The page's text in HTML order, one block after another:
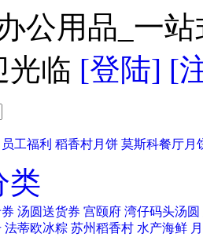
公用品_一
光临 [登陆] [
员工福利 稻香村月饼 莫斯科餐厅月
类
汤圆送货券 宫颐府 湾仔码头汤圆
法蒂欧冰粽 苏州稻香村 水产海鲜